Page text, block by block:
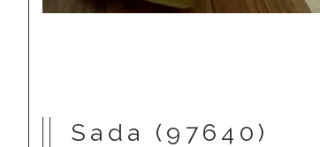
Sada (97640)